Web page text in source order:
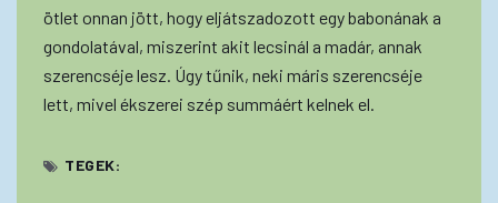
ötlet onnan jött, hogy eljátszadozott egy babonának a
gondolatával, miszerint akit lecsinál a madár, annak
szerencséje lesz. Úgy tűnik, neki máris szerencséje
lett, mivel ékszerei szép summáért kelnek el.
TEGEK: